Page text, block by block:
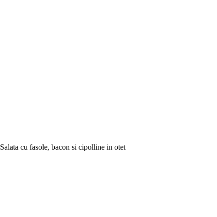
Salata cu fasole, bacon si cipolline in otet